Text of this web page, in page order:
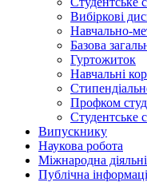
Вибіркові
Навчально-
Базова
Гуртожиток
Навчальні
Профком
Студентське
Випускнику
Наукова робота
Міжнародна
Публічна